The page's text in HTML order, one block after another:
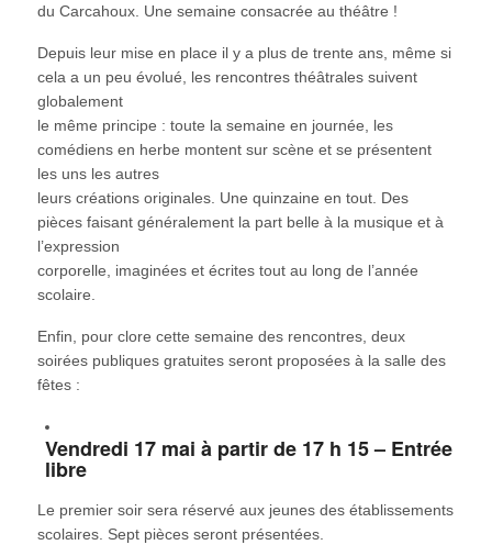
du Carcahoux. Une semaine consacrée au théâtre !
Depuis leur mise en place il y a plus de trente ans, même si
cela a un peu évolué, les rencontres théâtrales suivent
globalement
le même principe : toute la semaine en journée, les
comédiens en herbe montent sur scène et se présentent
les uns les autres
leurs créations originales. Une quinzaine en tout. Des
pièces faisant généralement la part belle à la musique et à
l’expression
corporelle, imaginées et écrites tout au long de l’année
scolaire.
Enfin, pour clore cette semaine des rencontres, deux
soirées publiques gratuites seront proposées à la salle des
fêtes :
Vendredi 17 mai à partir de 17 h 15 – Entrée
libre
Le premier soir sera réservé aux jeunes des établissements
scolaires. Sept pièces seront présentées.